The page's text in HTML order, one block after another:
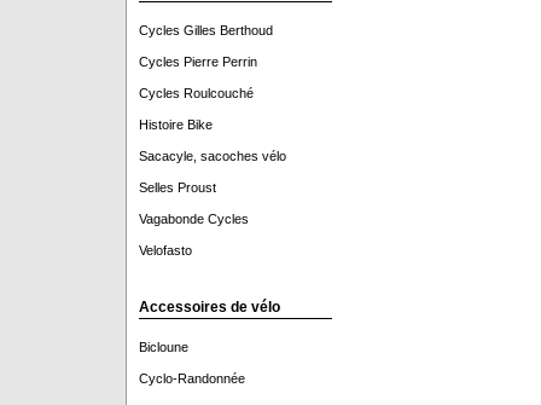
Cycles Gilles Berthoud
Cycles Pierre Perrin
Cycles Roulcouché
Histoire Bike
Sacacyle, sacoches vélo
Selles Proust
Vagabonde Cycles
Velofasto
Accessoires de vélo
Bicloune
Cyclo-Randonnée